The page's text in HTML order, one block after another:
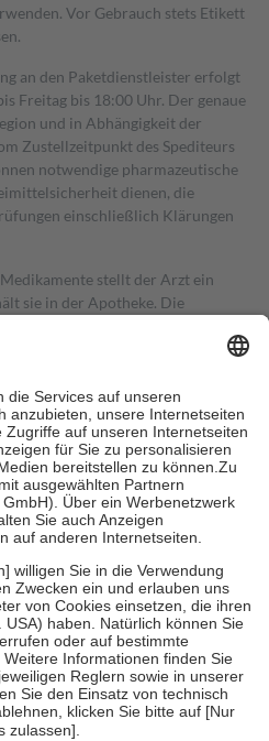
Vor Gebrauch stets Etikett
an den Paketdienstleister erfolgt
Freitag bis 18:00 Uhr. Der genaue
und in Abhängigkeit der
Zustellzeitpunkt des Spediteurs
notwendige pharmazeutische
dienen, die
einschließlich Klärungen
stellt der Arzt ein
sie in der Apotheke. Die
einen Teil davon als Zuzahlung
in Höhe von zehn
jedochfünf Euround
nie mehr als die tatsächlichen
auch für Online-Apotheken.
beträgt die
sowie zehn Euro je
für ihre eigene Gesundheit zu
der Familie zu unterstützen,
zum vollendeten 18. Lebensjahr
und Früherkennung, die von der